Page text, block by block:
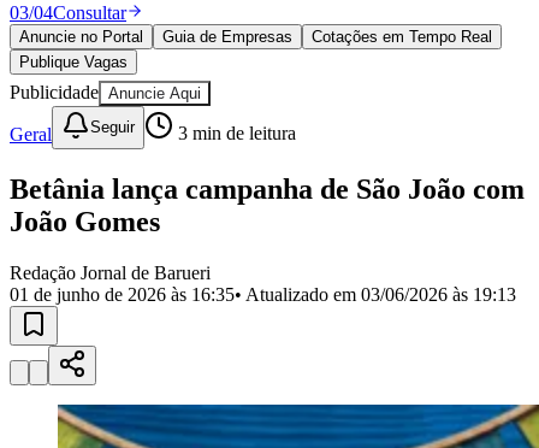
Cultura
Meio Ambiente
Obras
Educação
Bairros de Barueri
Selecione sua região Para notícias da sua região
AldeiaAldeia da Serra
VistaCalifórniaCarapicuíba
RegiãoCotia Cruz PretaEngenho NovoFazenda
Militar
Califórnia
Esperança
JulioJardim Líbano
MutingaJardim ParaísoJardim PaulistaJardim ReginaliceJardim São
Jardim São Pedro Jardim São SilvestreJardim Silveira
Jardim
03/04Consultar
Anuncie no Portal Guia de Empresas
Cotações em Tempo Real
Publique Vagas
Publicidade Anuncie Aqui
Geral Seguir 3 min de leitura
Betânia lança campanha de São João com
João Gomes
Redação Jornal de Barueri
01 de junho de 2026 às 16:35• Atualizado em 03/06/2026 às 19:13